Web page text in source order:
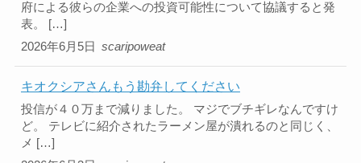
2026年6月5日
府による彼らの企業への投資可能性について協議すると発
表。 […]
scaripoweat
キオクシアさんもう勘弁してください
投信が４０万まで減りました。 マジでブチギレなんですけ
ど。 テレビに紹介されたラーメン屋が潰れるのと同じく、
メ […]